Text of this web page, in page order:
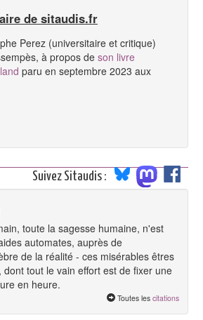
de sitaudis.fr
Perez (universitaire et critique)
à propos de son livre
paru en septembre 2023 aux
Suivez Sitaudis :
toute la sagesse humaine, n'est
automates, auprès de
de la réalité - ces misérables êtres
tout le vain effort est de fixer une
en heure.
Toutes les citations